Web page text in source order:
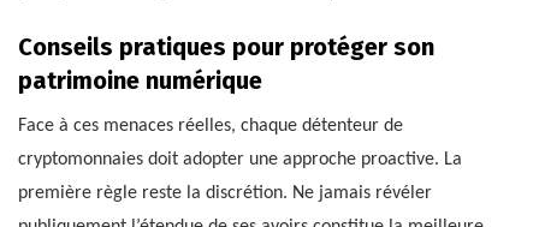
Conseils pratiques pour protéger son
patrimoine numérique
Face à ces menaces réelles, chaque détenteur de
cryptomonnaies doit adopter une approche proactive. La
première règle reste la discrétion. Ne jamais révéler